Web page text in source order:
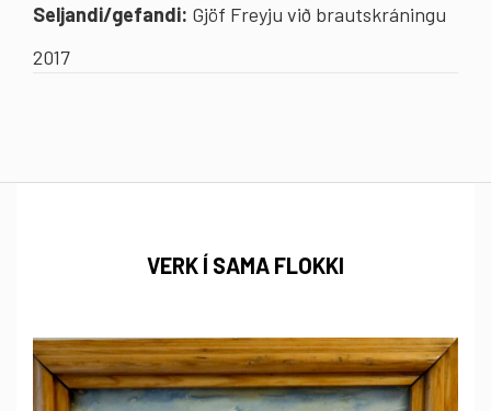
Seljandi/gefandi: Gjöf Freyju við brautskráningu
2017
VERK Í SAMA FLOKKI